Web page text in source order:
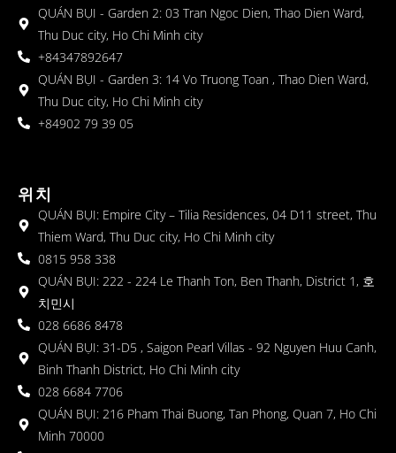
QUÁN BỤI - Garden 2: 03 Tran Ngoc Dien, Thao Dien Ward,
Thu Duc city, Ho Chi Minh city
+84347892647
QUÁN BỤI - Garden 3: 14 Vo Truong Toan , Thao Dien Ward,
Thu Duc city, Ho Chi Minh city
+84902 79 39 05
위치
QUÁN BỤI: Empire City – Tilia Residences, 04 D11 street, Thu
Thiem Ward, Thu Duc city, Ho Chi Minh city
0815 958 338
QUÁN BỤI: 222 - 224 Le Thanh Ton, Ben Thanh, District 1, 호
치민시
028 6686 8478
QUÁN BỤI: 31-D5 , Saigon Pearl Villas - 92 Nguyen Huu Canh,
Binh Thanh District, Ho Chi Minh city
028 6684 7706
QUÁN BỤI: 216 Pham Thai Buong, Tan Phong, Quan 7, Ho Chi
Minh 70000